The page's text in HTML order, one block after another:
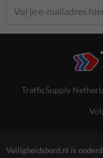
TrafficSupply
Veiligheidsbord.nl is